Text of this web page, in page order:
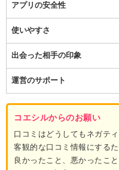
アプリの安全性
使いやすさ
出会った相手の印象
運営のサポート
コエシルからのお願い
口コミはどうしてもネガテ
客観的な口コミ情報にする
良かったこと、悪かったこと